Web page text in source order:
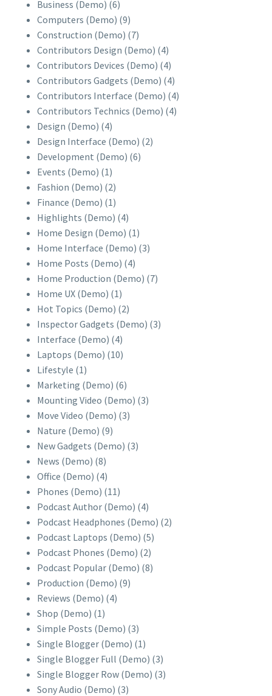
Business (Demo) (6)
Computers (Demo) (9)
Construction (Demo) (7)
Contributors Design (Demo) (4)
Contributors Devices (Demo) (4)
Contributors Gadgets (Demo) (4)
Contributors Interface (Demo) (4)
Contributors Technics (Demo) (4)
Design (Demo) (4)
Design Interface (Demo) (2)
Development (Demo) (6)
Events (Demo) (1)
Fashion (Demo) (2)
Finance (Demo) (1)
Highlights (Demo) (4)
Home Design (Demo) (1)
Home Interface (Demo) (3)
Home Posts (Demo) (4)
Home Production (Demo) (7)
Home UX (Demo) (1)
Hot Topics (Demo) (2)
Inspector Gadgets (Demo) (3)
Interface (Demo) (4)
Laptops (Demo) (10)
Lifestyle (1)
Marketing (Demo) (6)
Mounting Video (Demo) (3)
Move Video (Demo) (3)
Nature (Demo) (9)
New Gadgets (Demo) (3)
News (Demo) (8)
Office (Demo) (4)
Phones (Demo) (11)
Podcast Author (Demo) (4)
Podcast Headphones (Demo) (2)
Podcast Laptops (Demo) (5)
Podcast Phones (Demo) (2)
Podcast Popular (Demo) (8)
Production (Demo) (9)
Reviews (Demo) (4)
Shop (Demo) (1)
Simple Posts (Demo) (3)
Single Blogger (Demo) (1)
Single Blogger Full (Demo) (3)
Single Blogger Row (Demo) (3)
Sony Audio (Demo) (3)